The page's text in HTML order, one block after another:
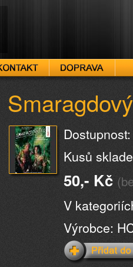
Kusů
50,- Kč
V
Výrobce: